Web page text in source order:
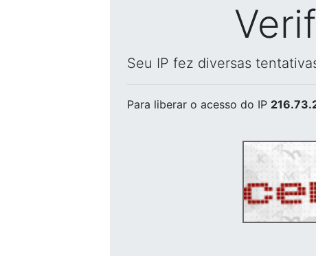
Seu IP fez diversas
Para liberar o acesso do IP